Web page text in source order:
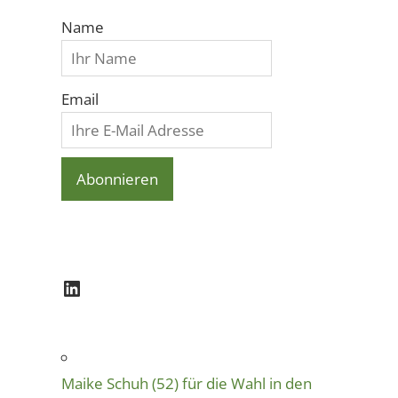
Name
Email
LinkedIn
Maike Schuh (52) für die Wahl in den